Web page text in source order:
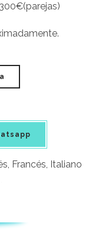
Francés, Italiano